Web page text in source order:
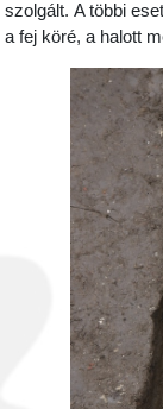
szolgált. A többi
a fej köré, a halott